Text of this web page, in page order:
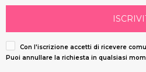
Con l'iscrizione accetti di ricevere
Puoi annullare la richiesta in qualsiasi